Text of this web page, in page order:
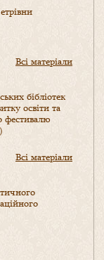
Всі матеріали
бібліотек
освіти та
фестивалю
Всі матеріали